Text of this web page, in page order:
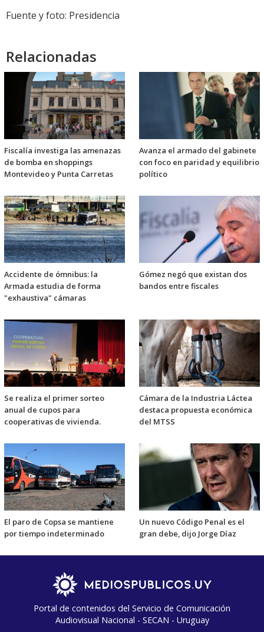
Fuente y foto: Presidencia
Relacionadas
Fiscalía investiga las amenazas
de bomba en shoppings
Montevideo y Punta Carretas
Avanza el armado del gabinete
con foco en paridad y equilibrio
político
Accidente de ómnibus: la
Armada estudia de forma
"exhaustiva" cámaras
Gómez negó que existan dos
bandos entre fiscales
Se realiza el primer sorteo
anual de cupos para
cooperativas de vivienda.
Cámara de la Industria Láctea
destaca propuesta económica
del MTSS
El paro de Copsa se mantiene
por tiempo indeterminado
Un nuevo Código Penal es el
gran debe, dijo Jorge Díaz
Portal de contenidos del Servicio de Comunicación
Audiovisual Nacional - SECAN - Uruguay